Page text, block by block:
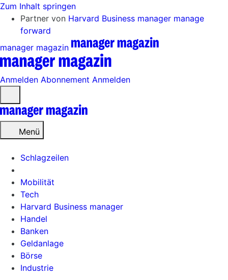
Zum Inhalt springen
Partner von Harvard Business manager manage
forward
manager magazin
Anmelden Abonnement Anmelden
öffnen
Menü
Schlagzeilen
Mobilität
Tech
Harvard Business manager
Handel
Banken
Geldanlage
Börse
Industrie